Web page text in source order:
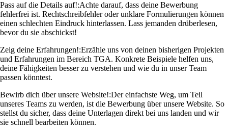
Pass auf die Details auf!:Achte darauf, dass deine Bewerbung
fehlerfrei ist. Rechtschreibfehler oder unklare Formulierungen können
einen schlechten Eindruck hinterlassen. Lass jemanden drüberlesen,
bevor du sie abschickst!
Zeig deine Erfahrungen!:Erzähle uns von deinen bisherigen Projekten
und Erfahrungen im Bereich TGA. Konkrete Beispiele helfen uns,
deine Fähigkeiten besser zu verstehen und wie du in unser Team
passen könntest.
Bewirb dich über unsere Website!:Der einfachste Weg, um Teil
unseres Teams zu werden, ist die Bewerbung über unsere Website. So
stellst du sicher, dass deine Unterlagen direkt bei uns landen und wir
sie schnell bearbeiten können.